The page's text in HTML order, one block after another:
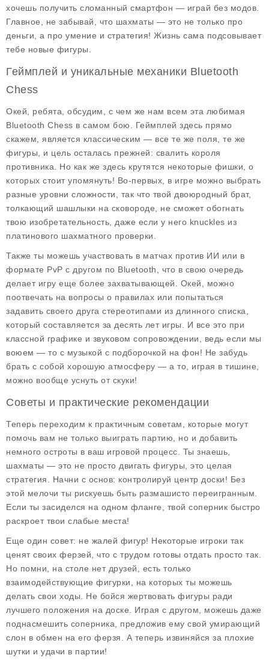
хочешь получить сломанный смартфон — играй без модов.
Главное, не забывай, что шахматы — это не только про
деньги, а про умение и стратегия! Жизнь сама подсовывает
тебе новые фигуры.
Геймплей и уникальные механики Bluetooth
Chess
Окей, ребята, обсудим, с чем же нам всем эта любимая
Bluetooth Chess в самом бою. Геймплей здесь прямо
скажем, является классическим — все те же поля, те же
фигуры, и цель осталась прежней: свалить короля
противника. Но как же здесь крутятся некоторые фишки, о
которых стоит упомянуть! Во-первых, в игре можно выбрать
разные уровни сложности, так что твой двоюродный брат,
толкающий шашлыки на сковороде, не сможет обогнать
твою изобретательность, даже если у него knuckles из
платинового шахматного проверки.
Также ты можешь участвовать в матчах против ИИ или в
формате PvP с другом по Bluetooth, что в свою очередь
делает игру еще более захватывающей. Окей, можно
поотвечать на вопросы о правилах или попытаться
задавить своего друга стереотипами из длинного списка,
который составляется за десять лет игры. И все это при
классной графике и звуковом сопровождении, ведь если мы
воюем — то с музыкой с подборочкой на фон! Не забудь
брать с собой хорошую атмосферу — а то, играя в тишине,
можно вообще уснуть от скуки!
Советы и практические рекомендации
Теперь переходим к практичным советам, которые могут
помочь вам не только выиграть партию, но и добавить
немного остроты в ваш игровой процесс. Ты знаешь,
шахматы — это не просто двигать фигуры, это целая
стратегия. Начни с основ: контролируй центр доски! Без
этой мелочи ты рискуешь быть размашисто переигранным.
Если ты засиделся на одном фланге, твой соперник быстро
раскроет твои слабые места!
Еще один совет: не жалей фигур! Некоторые игроки так
ценят своих ферзей, что с трудом готовы отдать просто так.
Но помни, на столе нет друзей, есть только
взаимодействующие фигурки, на которых ты можешь
делать свои ходы. Не бойся жертвовать фигуры ради
лучшего положения на доске. Играя с другом, можешь даже
поднасмешить соперника, предложив ему свой умирающий
слон в обмен на его ферзя. А теперь извиняйся за плохие
шутки и удачи в партии!